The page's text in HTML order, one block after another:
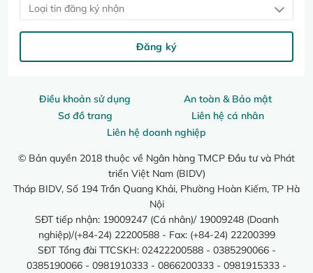
Điều khoản sử dụng
An toàn & Bảo mật
Sơ đồ trang
Liên hệ cá nhân
Liên hệ doanh nghiệp
© Bản quyền 2018 thuộc về Ngân hàng TMCP Đầu tư và Phát
triển Việt Nam (BIDV)
Tháp BIDV, Số 194 Trần Quang Khải, Phường Hoàn Kiếm, TP Hà
Nội
SĐT tiếp nhận: 19009247 (Cá nhân)/ 19009248 (Doanh
nghiệp)/(+84-24) 22200588 - Fax: (+84-24) 22200399
SĐT Tổng đài TTCSKH: 02422200588 - 0385290066 -
0385190066 - 0981910333 - 0866200333 - 0981915333 -
Loại tin đăng ký nhận
Đăng ký